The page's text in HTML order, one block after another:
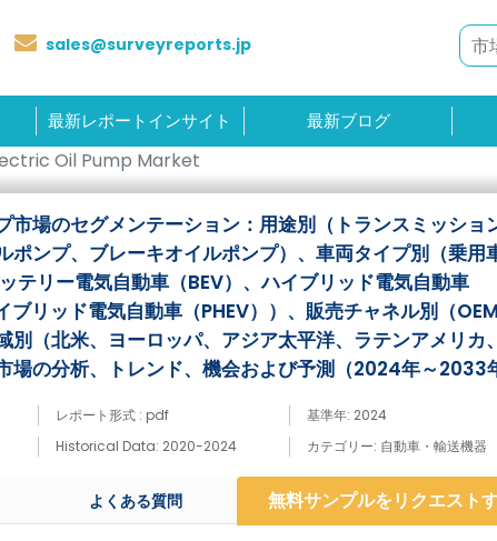
sales@surveyreports.jp
最新レポートインサイト 最新ブログ
Oil Pump Market
市場のセグメンテーション：用途別（トランスミッショ
ポンプ、ブレーキオイルポンプ）、車両タイプ別（乗用
テリー電気自動車（BEV）、ハイブリッド電気自動車
ブリッド電気自動車（PHEV））、販売チャネル別（
別（北米、ヨーロッパ、アジア太平洋、ラテンアメリカ
の分析、トレンド、機会および予測（2024年～2033
レポート形式 : pdf
基準年: 2024
Historical Data: 2020-2024 カテゴリー: 自動車・輸送機器
よくある質問 無料サンプルをリクエスト